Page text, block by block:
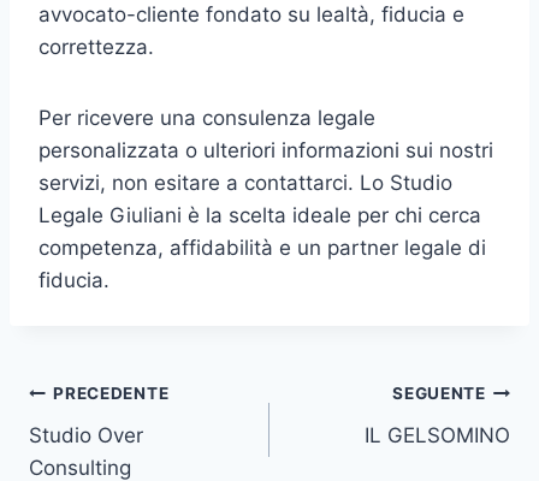
avvocato-cliente fondato su lealtà, fiducia e
correttezza.
Per ricevere una consulenza legale
personalizzata o ulteriori informazioni sui nostri
servizi, non esitare a contattarci. Lo Studio
Legale Giuliani è la scelta ideale per chi cerca
competenza, affidabilità e un partner legale di
fiducia.
Navigazione
articoli
PRECEDENTE
Studio Over
Consulting
SEGUENTE
IL GELSOMINO